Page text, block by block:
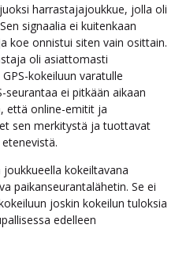
harrastajajoukkue, jolla oli
signaalia ei kuitenkaan
koe onnistui siten vain osittain.
oli asiattomasti
kokeiluun varatulle
ei pitkään aikaan
että online-emitit ja
sen merkitystä ja tuottavat
joukkueella kokeiltavana
paikanseurantalähetin. Se ei
joskin kokeilun tuloksia
edelleen